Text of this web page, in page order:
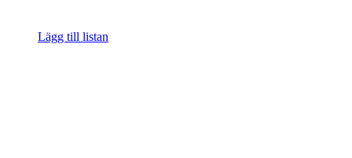
Lägg till listan